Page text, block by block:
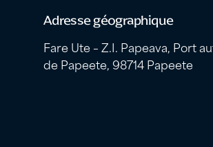
Adresse géographique
Fare Ute – Z.I. Papeava, Port
de Papeete, 98714 Papeete